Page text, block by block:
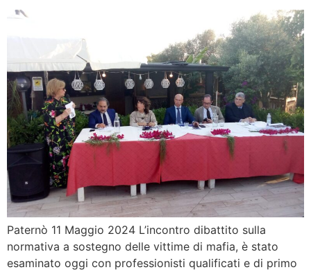
Paternò 11 Maggio 2024 L’incontro dibattito sulla
normativa a sostegno delle vittime di mafia, è stato
esaminato oggi con professionisti qualificati e di primo